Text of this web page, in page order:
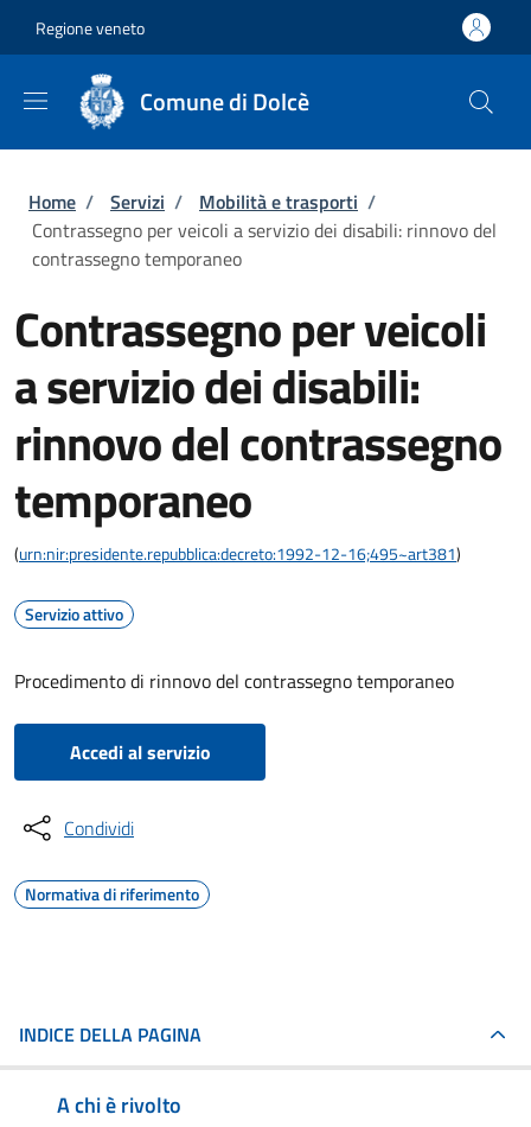
Regione veneto
Comune di Dolcè
Briciole di pane
Home / Servizi / Mobilità e trasporti /
Contrassegno per veicoli a servizio dei disabili: rinnovo del
contrassegno temporaneo
Contrassegno per veicoli
a servizio dei disabili:
rinnovo del contrassegno
temporaneo
(urn:nir:presidente.repubblica:decreto:1992-12-16;495~art381)
Servizio attivo
Procedimento di rinnovo del contrassegno temporaneo
Accedi al servizio
Condividi
Normativa di riferimento
INDICE DELLA PAGINA
A chi è rivolto